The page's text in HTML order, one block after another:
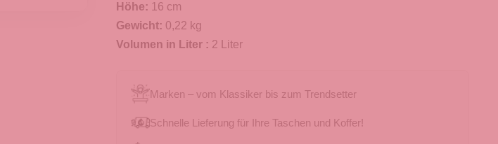
Höhe: 16 cm
Gewicht: 0,22 kg
Volumen in Liter : 2 Liter
Marken – vom Klassiker bis zum Trendsetter
Schnelle Lieferung für Ihre Taschen und Koffer!